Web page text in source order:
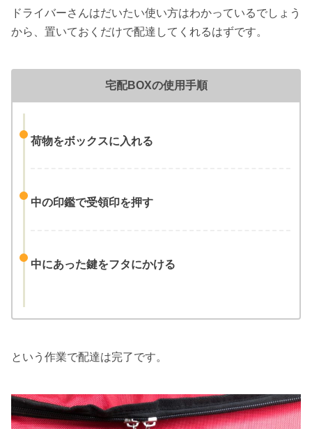
ドライバーさんはだいたい使い方はわかっているでしょう
から、置いておくだけで配達してくれるはずです。
宅配BOXの使用手順
荷物をボックスに入れる
中の印鑑で受領印を押す
中にあった鍵をフタにかける
という作業で配達は完了です。